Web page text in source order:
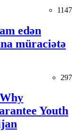
1147
edən
müraciətə
297
Youth